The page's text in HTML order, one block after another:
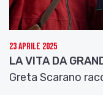
23 Aprile 2025
LA VITA DA
Greta Scarano